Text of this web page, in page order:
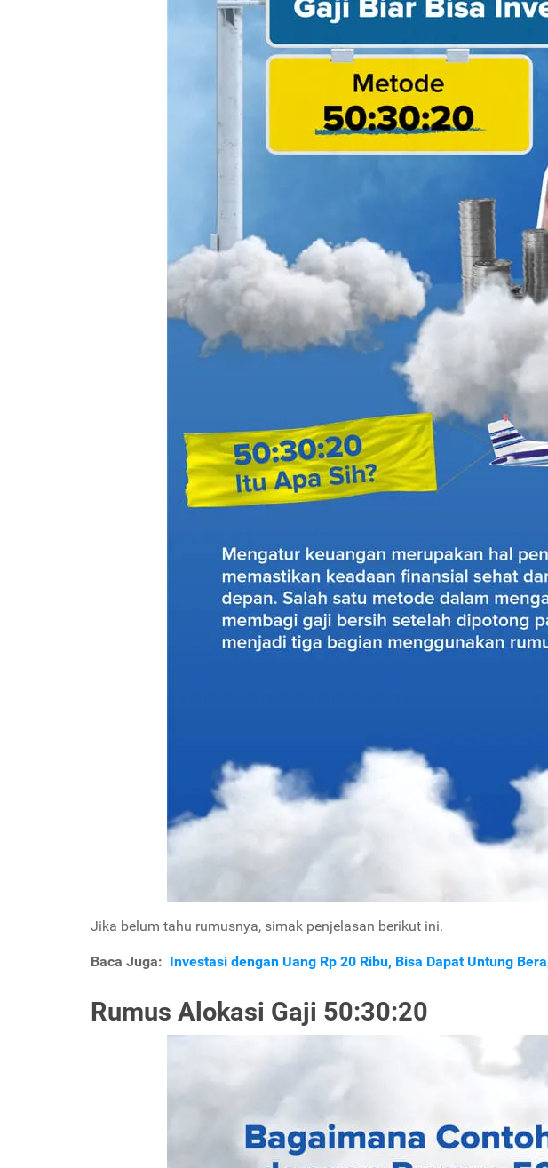
Jika belum tahu rumusnya, simak penjelasan berikut ini.
Baca Juga: Investasi dengan Uang Rp 20 Ribu, Bisa Dapat Untung
Rumus Alokasi Gaji 50:30:20